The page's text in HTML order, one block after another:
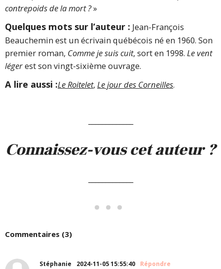
contrepoids de la mort ?»
Quelques mots sur l’auteur : Jean-François
Beauchemin est un écrivain québécois né en 1960. Son
premier roman, Comme je suis cuit, sort en 1998. Le vent
légerest son vingt-sixième ouvrage.
A lire aussi :Le Roitelet, Le jour des Corneilles.
Connaissez-vous cet auteur ?
Commentaires (3)
Stéphanie 2024-11-05 15:55:40 Répondre